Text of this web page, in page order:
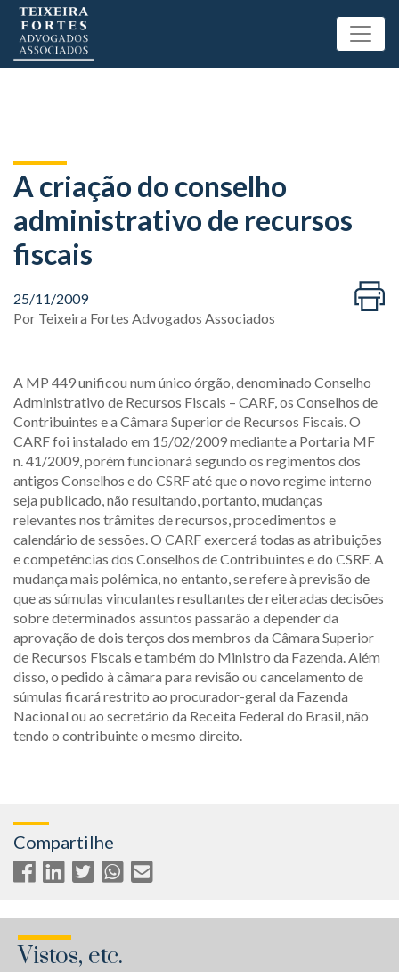
A criação do conselho
administrativo de recursos
fiscais
25/11/2009
Por Teixeira Fortes Advogados Associados
A MP 449 unificou num único órgão, denominado Conselho
Administrativo de Recursos Fiscais – CARF, os Conselhos de
Contribuintes e a Câmara Superior de Recursos Fiscais. O
CARF foi instalado em 15/02/2009 mediante a Portaria MF
n. 41/2009, porém funcionará segundo os regimentos dos
antigos Conselhos e do CSRF até que o novo regime interno
seja publicado, não resultando, portanto, mudanças
relevantes nos trâmites de recursos, procedimentos e
calendário de sessões. O CARF exercerá todas as atribuições
e competências dos Conselhos de Contribuintes e do CSRF. A
mudança mais polêmica, no entanto, se refere à previsão de
que as súmulas vinculantes resultantes de reiteradas decisões
sobre determinados assuntos passarão a depender da
aprovação de dois terços dos membros da Câmara Superior
de Recursos Fiscais e também do Ministro da Fazenda. Além
disso, o pedido à câmara para revisão ou cancelamento de
súmulas ficará restrito ao procurador-geral da Fazenda
Nacional ou ao secretário da Receita Federal do Brasil, não
tendo o contribuinte o mesmo direito.
Compartilhe
Vistos, etc.